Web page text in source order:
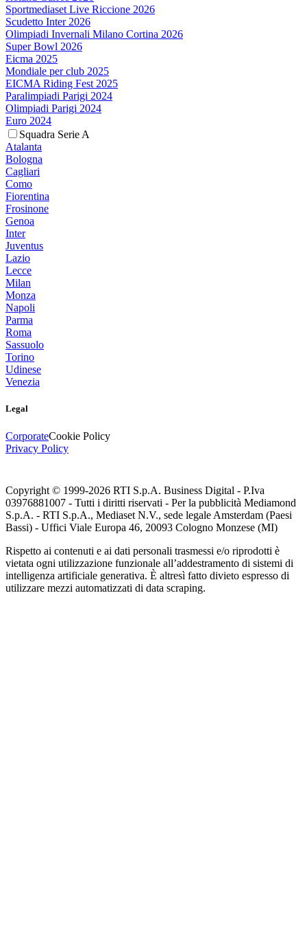
Sportmediaset Live Riccione 2026
Scudetto Inter 2026
Olimpiadi Invernali Milano Cortina 2026
Super Bowl 2026
Eicma 2025
Mondiale per club 2025
EICMA Riding Fest 2025
Paralimpiadi Parigi 2024
Olimpiadi Parigi 2024
Euro 2024
Squadra Serie A
Atalanta
Bologna
Cagliari
Como
Fiorentina
Frosinone
Genoa
Inter
Juventus
Lazio
Lecce
Milan
Monza
Napoli
Parma
Roma
Sassuolo
Torino
Udinese
Venezia
Legal
CorporateCookie Policy
Privacy Policy
Copyright © 1999-2026 RTI S.p.A. Business Digital - P.Iva
03976881007 - Tutti i diritti riservati - Per la pubblicità Mediamond
S.p.A. - RTI S.p.A., Mediaset N.V., sede legale Amsterdam (Paesi
Bassi) - Uffici Viale Europa 46, 20093 Cologno Monzese (MI)
Rispetto ai contenuti e ai dati personali trasmessi e/o riprodotti è
vietata ogni utilizzazione funzionale all’addestramento di sistemi di
intelligenza artificiale generativa. È altresì fatto divieto espresso di
utilizzare mezzi automatizzati di data scraping.